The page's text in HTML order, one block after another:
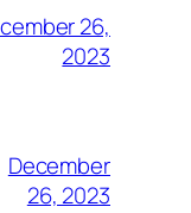
26,
2023
December
26, 2023